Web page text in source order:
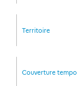
Territoire
Couverture